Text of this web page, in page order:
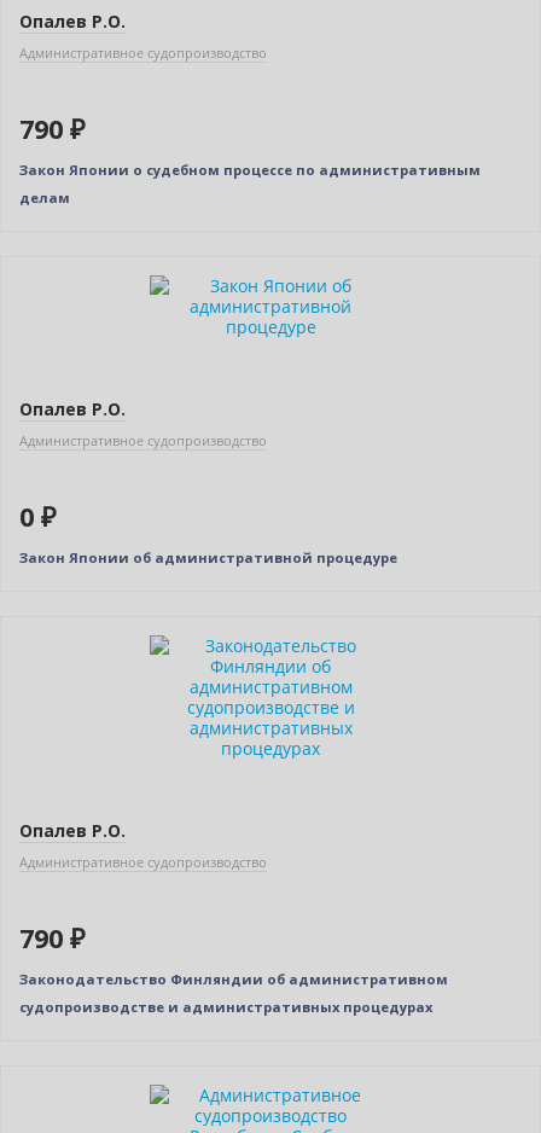
Опалев Р.О.
Административное судопроизводство
790 ₽
Закон Японии о судебном процессе по административным
делам
Опалев Р.О.
Административное судопроизводство
0 ₽
Закон Японии об административной процедуре
Опалев Р.О.
Административное судопроизводство
790 ₽
Законодательство Финляндии об административном
судопроизводстве и административных процедурах